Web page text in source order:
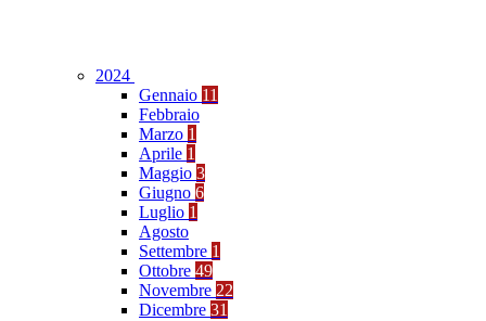
2024
Gennaio 11
Febbraio
Marzo 1
Aprile 1
Maggio 3
Giugno 6
Luglio 1
Agosto
Settembre 1
Ottobre 49
Novembre 22
Dicembre 31